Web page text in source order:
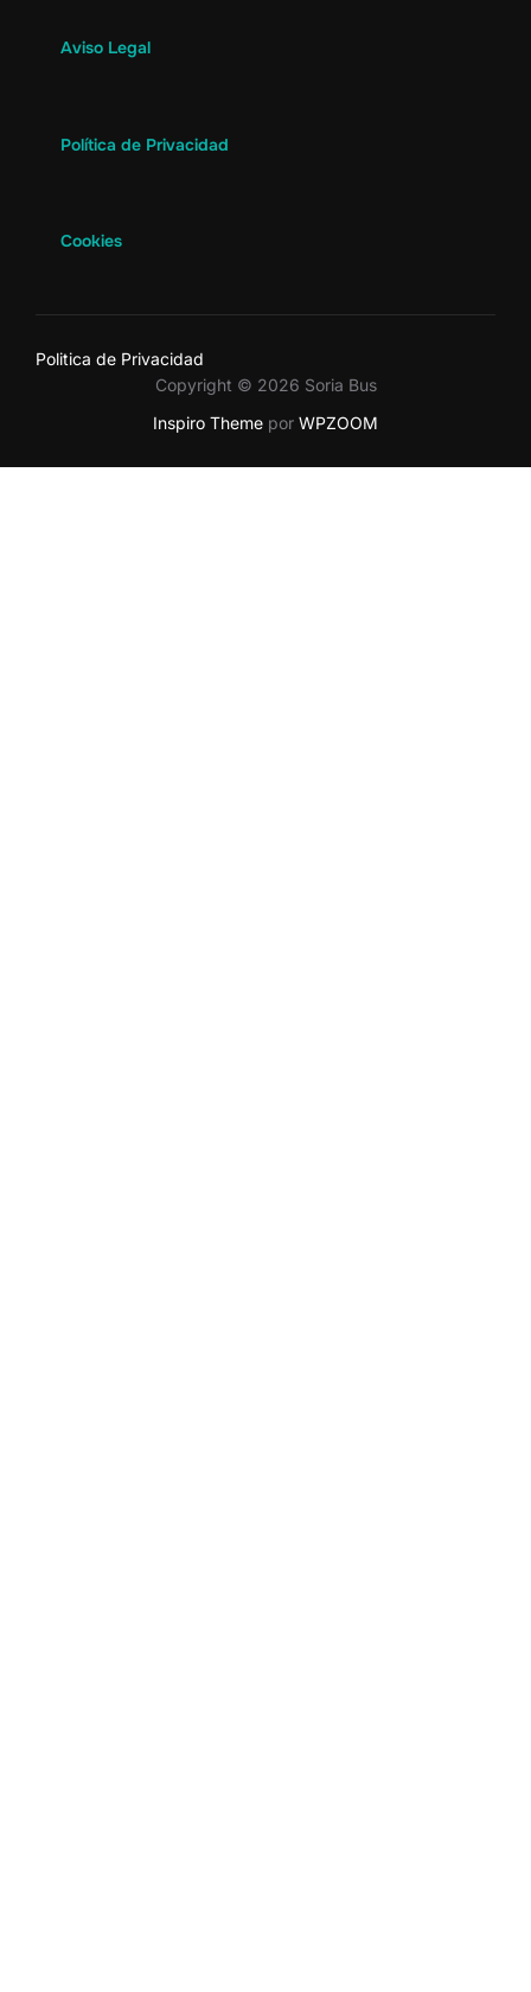
Aviso Legal
Política de Privacidad
Cookies
Politica de Privacidad
Copyright © 2026 Soria Bus
Inspiro Theme por WPZOOM